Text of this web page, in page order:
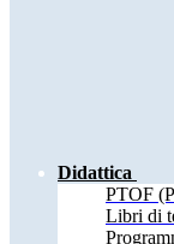
Didattica
PTOF
Libri di